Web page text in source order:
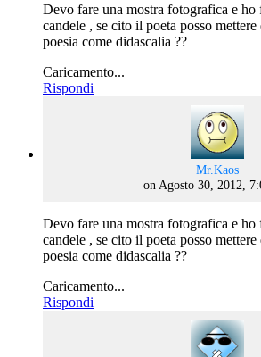
Devo fare una mostra fotografica e ho
candele , se cito il poeta posso mettere
poesia come didascalia ??
Caricamento...
Rispondi
Mr.Kaossays:
on Agosto 30, 2012,
Devo fare una mostra fotografica e ho
candele , se cito il poeta posso mettere
poesia come didascalia ??
Caricamento...
Rispondi